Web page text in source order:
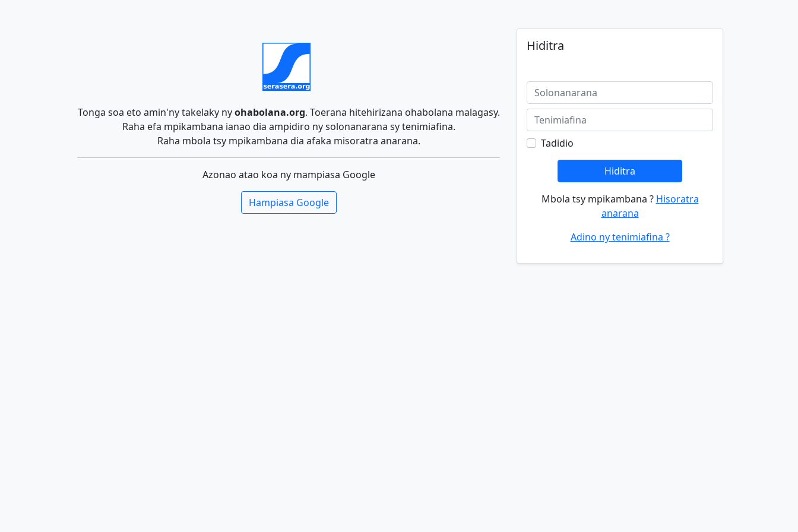
Tonga soa eto amin'ny takelaky nyohabolana.org. Toerana hitehirizana ohabolana malagasy.
Raha efa mpikambana ianao dia ampidiro ny solonanarana sy tenimiafina.
Raha mbola tsy mpikambana dia afaka misoratra anarana.
Azonao atao koa ny mampiasa Google
Hampiasa Google
Hiditra
Tadidio
Hiditra
Mbola tsy mpikambana ? Hisoratra
anarana
Adino ny tenimiafina ?